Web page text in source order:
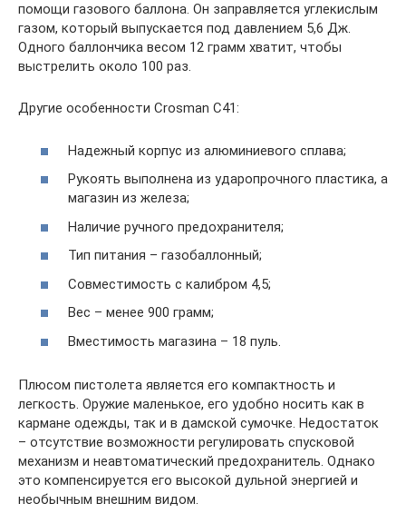
помощи газового баллона. Он заправляется углекислым
газом, который выпускается под давлением 5,6 Дж.
Одного баллончика весом 12 грамм хватит, чтобы
выстрелить около 100 раз.
Другие особенности Crosman C41:
Надежный корпус из алюминиевого сплава;
Рукоять выполнена из ударопрочного пластика, а
магазин из железа;
Наличие ручного предохранителя;
Тип питания – газобаллонный;
Совместимость с калибром 4,5;
Вес – менее 900 грамм;
Вместимость магазина – 18 пуль.
Плюсом пистолета является его компактность и
легкость. Оружие маленькое, его удобно носить как в
кармане одежды, так и в дамской сумочке. Недостаток
– отсутствие возможности регулировать спусковой
механизм и неавтоматический предохранитель. Однако
это компенсируется его высокой дульной энергией и
необычным внешним видом.